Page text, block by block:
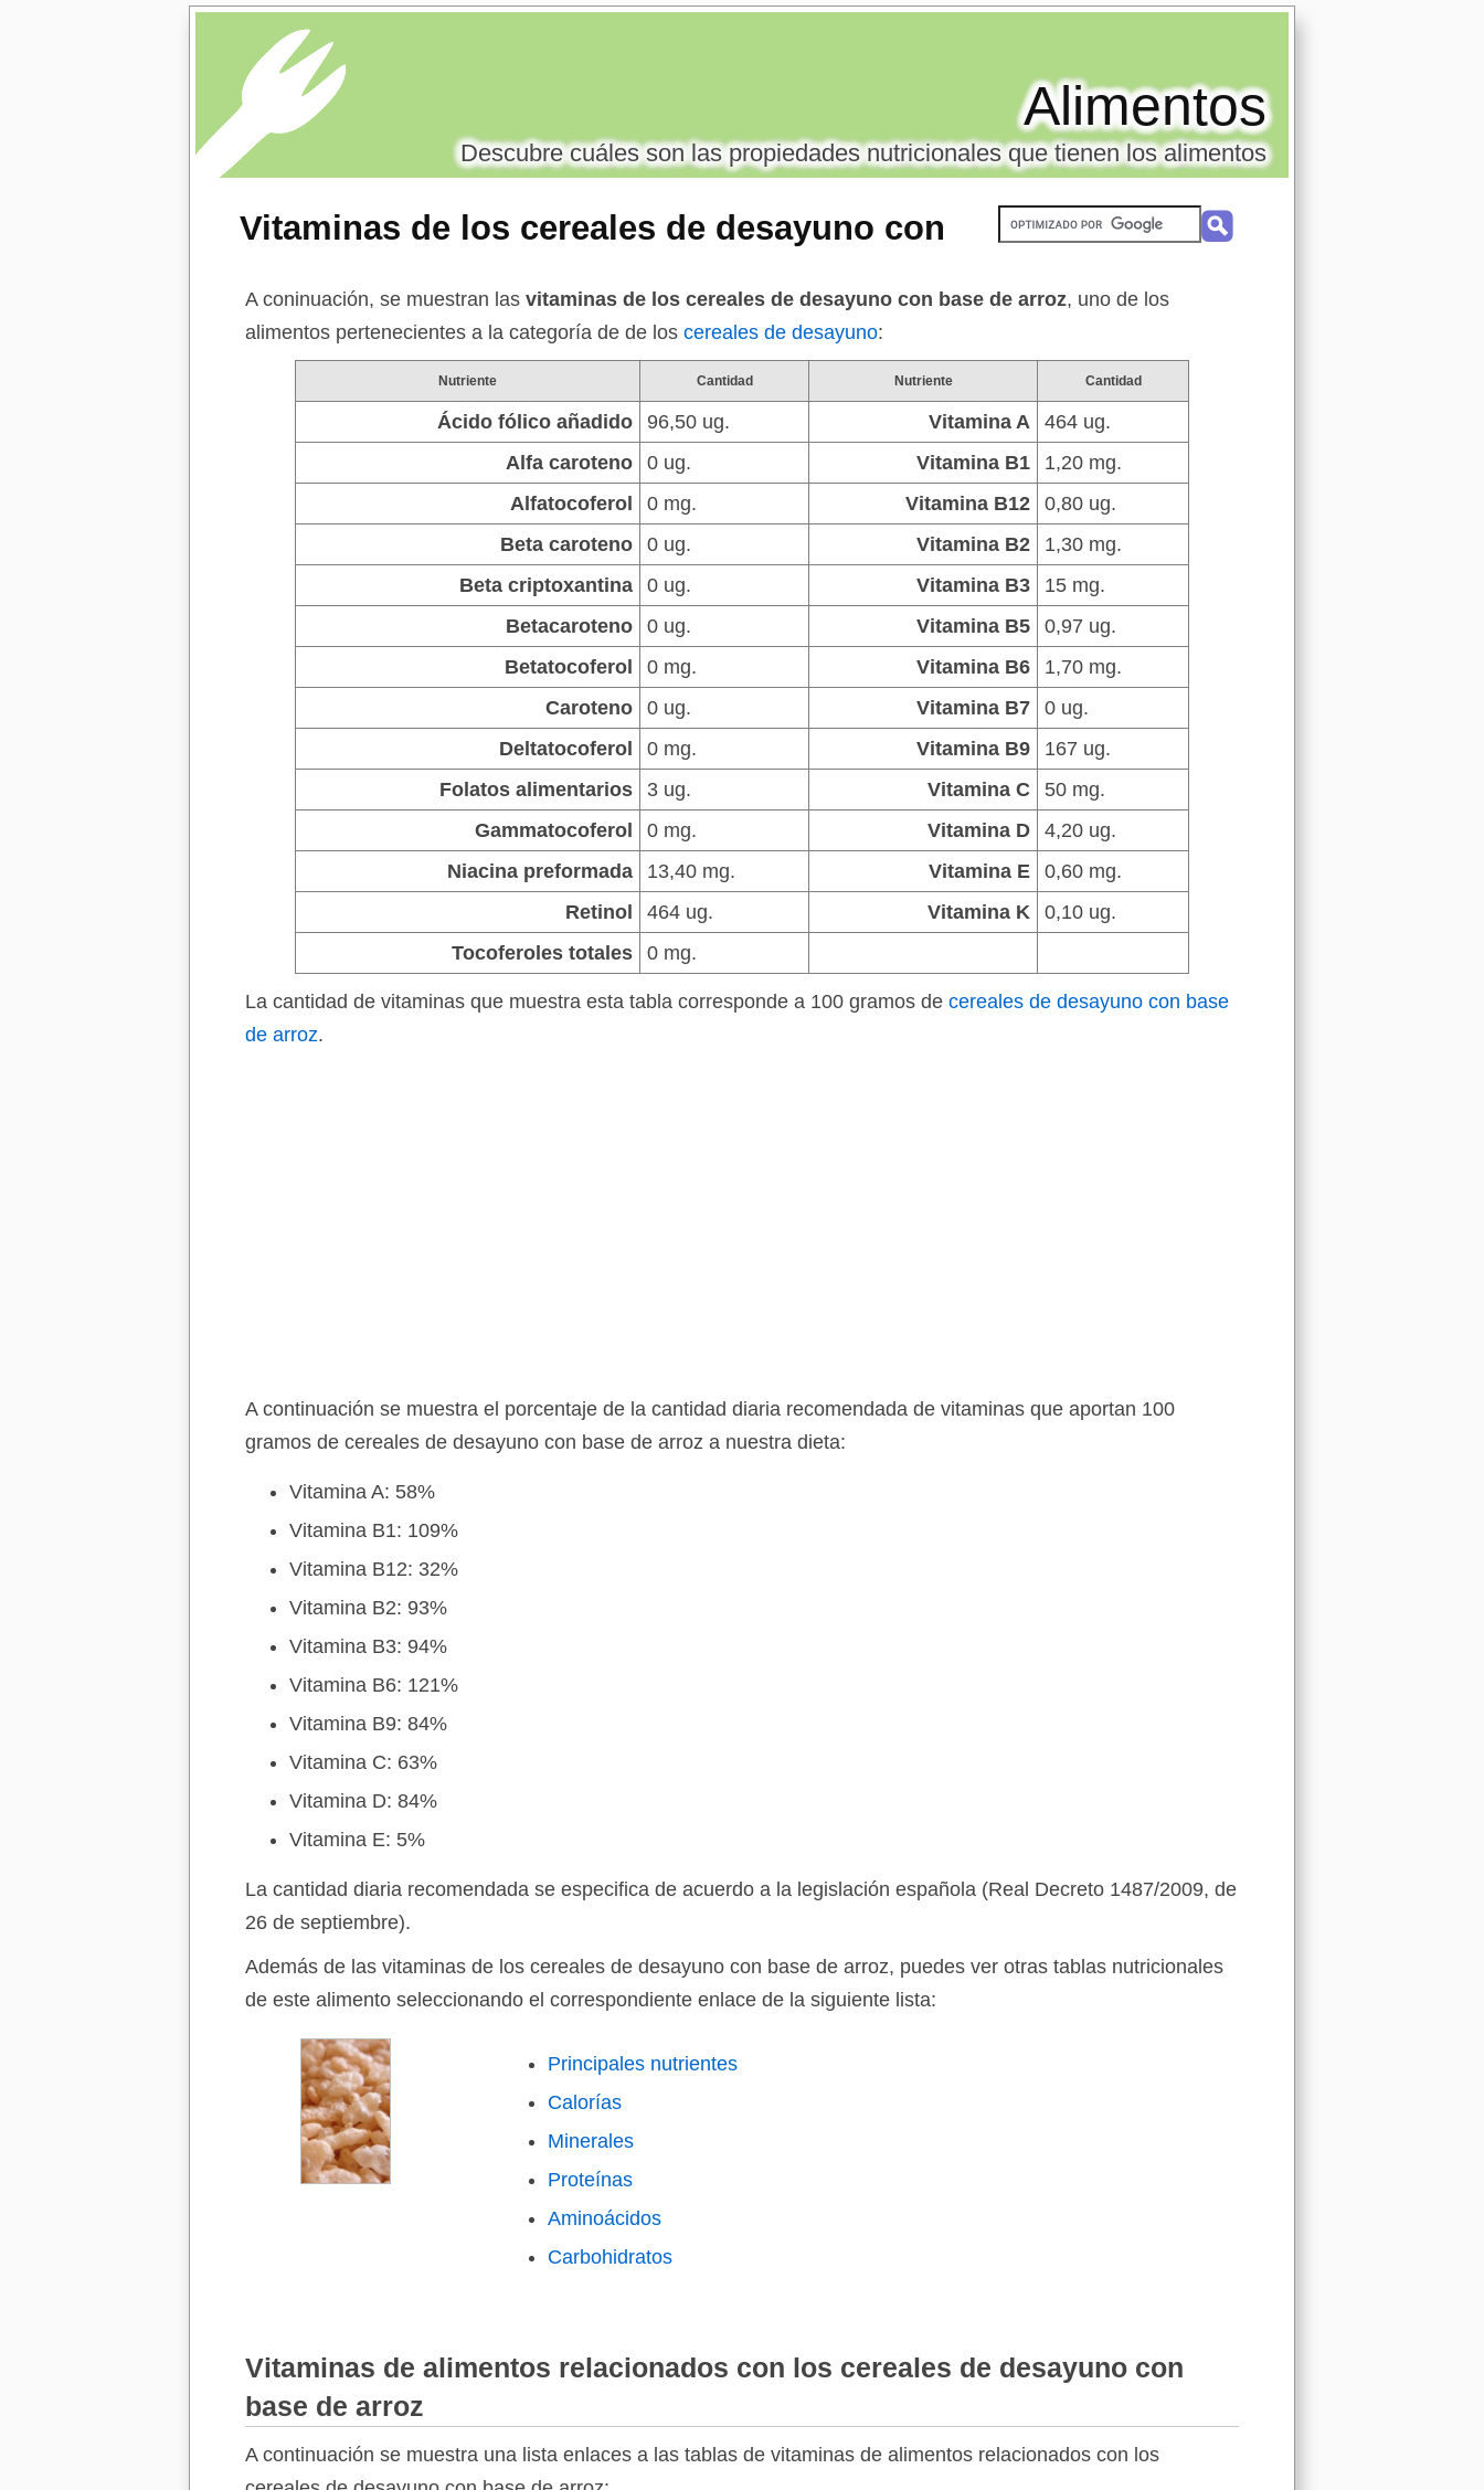
Vitaminas de los cereales de desayuno con
base de arroz
Alimentos
Descubre cuáles son las propiedades nutricionales que tienen los alimentos
A coninuación, se muestran las vitaminas de los cereales de desayuno con base de arroz, uno de los
alimentos pertenecientes a la categoría de de los cereales de desayuno:
Nutriente Cantidad Nutriente Cantidad
Ácido fólico añadido 96,50 ug. Vitamina A
464 ug.
Alfa caroteno
0 ug. Vitamina B1
1,20 mg.
Alfatocoferol
0 mg. Vitamina B12
0,80 ug.
Beta caroteno
0 ug. Vitamina B2
1,30 mg.
Beta criptoxantina
0 ug. Vitamina B3
15 mg.
Betacaroteno
0 ug. Vitamina B5
0,97 ug.
Betatocoferol
0 mg. Vitamina B6
1,70 mg.
Caroteno
0 ug. Vitamina B7
0 ug.
Deltatocoferol
0 mg. Vitamina B9
167 ug.
Folatos alimentarios
3 ug. Vitamina C
50 mg.
Gammatocoferol
0 mg. Vitamina D
4,20 ug.
Niacina preformada
13,40 mg. Vitamina E
0,60 mg.
Retinol
464 ug. Vitamina K
0,10 ug.
Tocoferoles totales
0 mg.
La cantidad de vitaminas que muestra esta tabla corresponde a 100 gramos de cereales de desayuno con base
de arroz.
A continuación se muestra el porcentaje de la cantidad diaria recomendada de vitaminas que aportan 100
gramos de cereales de desayuno con base de arroz a nuestra dieta:
Vitamina A: 58%
Vitamina B1: 109%
Vitamina B12: 32%
Vitamina B2: 93%
Vitamina B3: 94%
Vitamina B6: 121%
Vitamina B9: 84%
Vitamina C: 63%
Vitamina D: 84%
Vitamina E: 5%
La cantidad diaria recomendada se especifica de acuerdo a la legislación española (Real Decreto 1487/2009, de
26 de septiembre).
Además de las vitaminas de los cereales de desayuno con base de arroz, puedes ver otras tablas nutricionales
de este alimento seleccionando el correspondiente enlace de la siguiente lista:
Principales nutrientes
Calorías
Minerales
Proteínas
Aminoácidos
Carbohidratos
Vitaminas de alimentos relacionados con los cereales de desayuno con
base de arroz
A continuación se muestra una lista enlaces a las tablas de vitaminas de alimentos relacionados con los